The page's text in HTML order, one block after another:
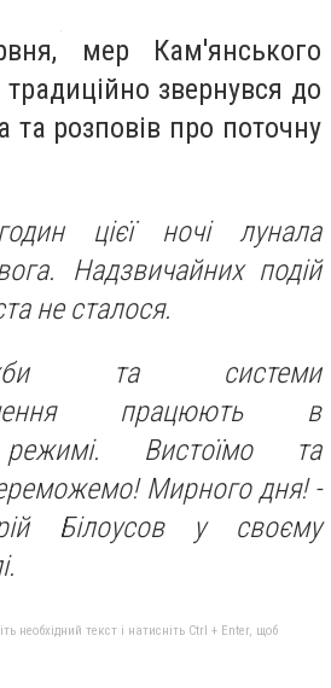
мер Кам'янського
звернувся до
та розповів про поточну
цієї ночі лунала
Надзвичайних подій
не сталося.
та системи
працюють в
режимі. Вистоїмо та
Мирного дня! -
Білоусов у своєму
необхідний текст і натисніть Ctrl + Enter, щоб